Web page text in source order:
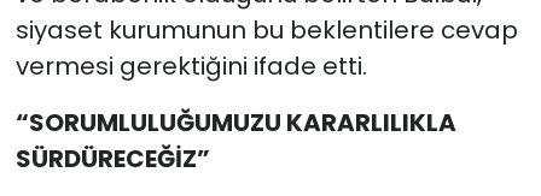
siyaset kurumunun bu beklentilere cevap
vermesi gerektiğini ifade etti.
“SORUMLULUĞUMUZU KARARLILIKLA
SÜRDÜRECEĞİZ”